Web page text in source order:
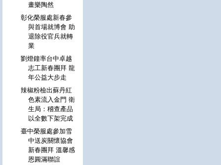
畫樂陶然
彰化榮服處新春參
與首場就博會 助
退除役官兵就轉
業
劉燈鐘率台中卓越
志工新春團拜 龍
年公益大步走
辣椒粉檢出蘇丹紅
色素流入金門 衛
生局：稽查產品
以全數下架完成
臺中榮服處參加雪
中送炭關懷協會
新春團拜 溫馨感
恩圓滿聯誼